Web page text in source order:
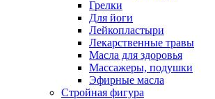
Грелки
Для йоги
Лейкопластыри
Лекарственные травы
Масла для здоровья
Массажеры, подушки
Эфирные масла
Стройная фигура